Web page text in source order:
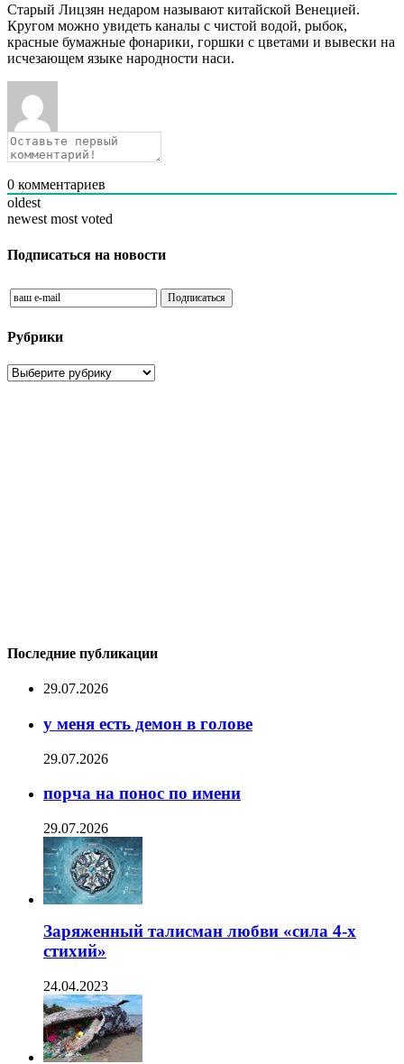
Старый Лицзян недаром называют китайской Венецией.
Кругом можно увидеть каналы с чистой водой, рыбок,
красные бумажные фонарики, горшки с цветами и вывески на
исчезающем языке народности наси.
0 комментариев
oldest
newest most voted
Подписаться на новости
Рубрики
Рубрики
Последние публикации
29.07.2026
у меня есть демон в голове
29.07.2026
порча на понос по имени
29.07.2026
Заряженный талисман любви «сила 4-х
стихий»
24.04.2023